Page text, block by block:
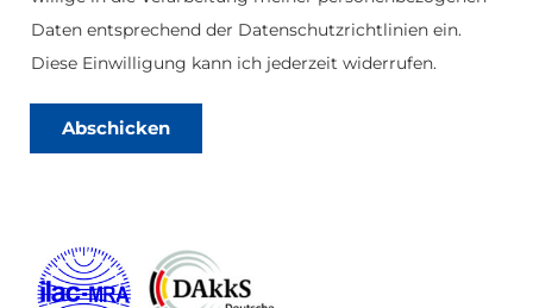
e
n
s
h
t
Daten entsprechend der Datenschutzrichtlinien ein.
Diese Einwilligung kann ich jederzeit widerrufen.
Abschicken